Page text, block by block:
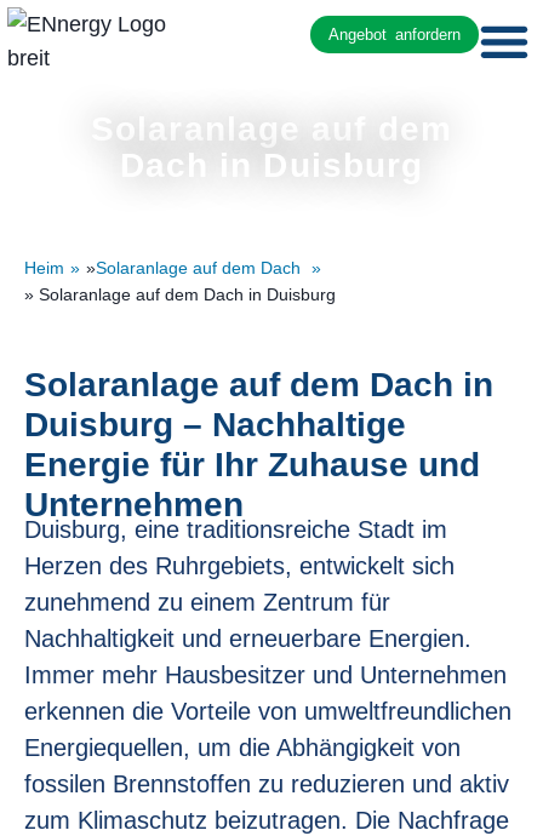
Angebot anfordern
Solaranlage auf dem
Dach in Duisburg
Heim »Solaranlage auf dem Dach
» Solaranlage auf dem Dach in Duisburg
Duisburg, eine traditionsreiche Stadt im
Herzen des Ruhrgebiets, entwickelt sich
zunehmend zu einem Zentrum für
Nachhaltigkeit und erneuerbare Energien.
Immer mehr Hausbesitzer und Unternehmen
erkennen die Vorteile von umweltfreundlichen
Energiequellen, um die Abhängigkeit von
fossilen Brennstoffen zu reduzieren und aktiv
zum Klimaschutz beizutragen. Die Nachfrage
Solaranlage auf dem Dach in
Duisburg – Nachhaltige
Energie für Ihr Zuhause und
Unternehmen